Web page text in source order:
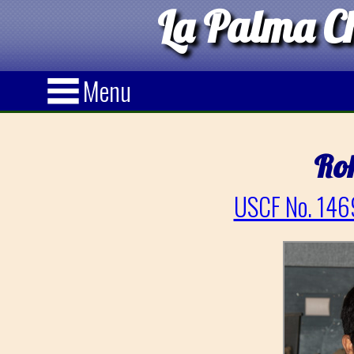
La Palma
Menu
USCF No.